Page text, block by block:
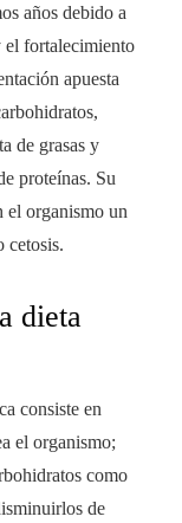
años debido a
el fortalecimiento
apuesta
de grasas y
proteínas. Su
el organismo un
cetosis.
dieta
consiste en
el organismo;
como
de